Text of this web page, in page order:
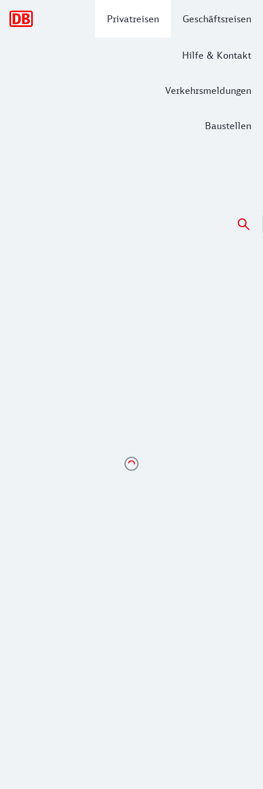
Privatreisen Geschäftsreisen
Hilfe & Kontakt
Verkehrsmeldungen
Baustellen